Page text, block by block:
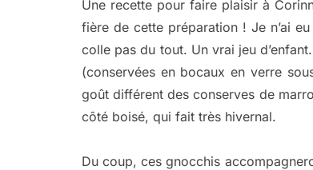
Une recette pour faire plaisir à
fière de cette préparation ! Je n’ai
colle pas du tout. Un vrai jeu
(conservées en bocaux en verre
goût différent des conserves de
côté boisé, qui fait très hivernal.
Du coup, ces gnocchis